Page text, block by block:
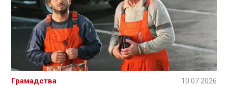
Грамадства 10.07.2026